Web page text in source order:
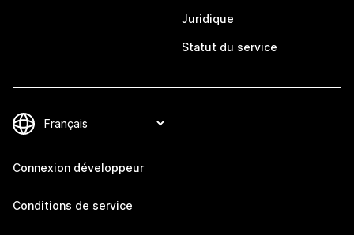
Juridique
Statut du service
Connexion développeur
Conditions de service